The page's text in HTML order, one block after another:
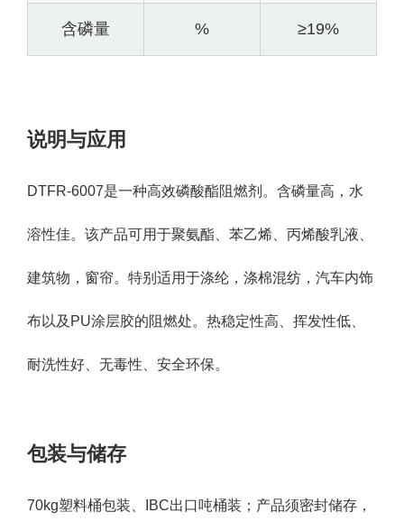
含磷量 % ≥19%
说明与应用
DTFR-6007是一种高效磷酸酯阻燃剂。含磷量高，水
溶性佳。该产品可用于聚氨酯、苯乙烯、丙烯酸乳液、
建筑物，窗帘。特别适用于涤纶，涤棉混纺，汽车内饰
布以及PU涂层胶的阻燃处。 热稳定性高、挥发性低、
耐洗性好、无毒性、安全环保。
包装与储存
70kg塑料桶包装、IBC出口吨桶装；产品须密封储存，